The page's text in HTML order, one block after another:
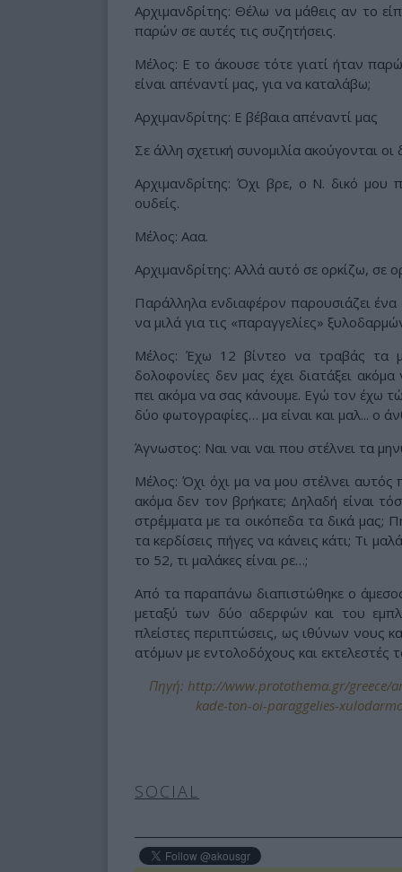
Αρχιμανδρίτης: Θέλω να μάθεις αν το
παρών σε αυτές τις συζητήσεις.
Μέλος: Ε το άκουσε τότε γιατί ήταν
είναι απέναντί μας, για να καταλάβω;
Αρχιμανδρίτης: Ε βέβαια απέναντί μας
Σε άλλη σχετική συνομιλία ακούγονται
Αρχιμανδρίτης: Όχι βρε, ο Ν. δικό μου
ουδείς.
Μέλος: Ααα.
Αρχιμανδρίτης: Αλλά αυτό σε ορκίζω, σε
Παράλληλα ενδιαφέρον παρουσιάζει
να μιλά για τις «παραγγελίες»
Μέλος: Έχω 12 βίντεο να τραβάς τα
δολοφονίες δεν μας έχει διατάξει
πει ακόμα να σας κάνουμε. Εγώ τον έχω
δύο φωτογραφίες… μα είναι και μαλ... ο
Άγνωστος: Ναι ναι ναι που στέλνει τα
Μέλος: Όχι όχι μα να μου στέλνει αυτός
ακόμα δεν τον βρήκατε; Δηλαδή είναι
στρέμματα με τα οικόπεδα τα δικά μας;
τα κερδίσεις πήγες να κάνεις κάτι; Τι
το 52, τι μαλάκες είναι ρε…;
Από τα παραπάνω διαπιστώθηκε ο
μεταξύ των δύο αδερφών και του
πλείστες περιπτώσεις, ως ιθύνων νους
ατόμων με εντολοδόχους και εκτελεστές
Πηγή: http://www.protothema.gr/greece/
kade-ton-oi-paraggelies-
SOCIAL